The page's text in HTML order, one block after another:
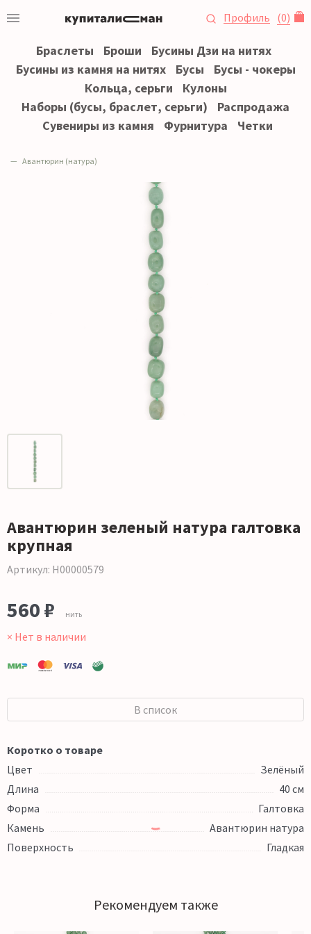
Профиль (0)
Браслеты Броши
Бусины Дзи на нитях
Бусины из камня на нитях
Бусы
Бусы - чокеры
Кольца, серьги
Кулоны
Наборы (бусы, браслет, серьги)
Распродажа
Сувениры из камня
Фурнитура Четки
Авантюрин (натура)
Авантюрин зеленый натура галтовка
крупная
Артикул: Н00000579
560 ₽ нить
× Нет в наличии
В список
Коротко о товаре
Цвет
Зелёный
Длина
40 см
Форма
Галтовка
Камень
Авантюрин натура
Поверхность
Гладкая
Рекомендуем также